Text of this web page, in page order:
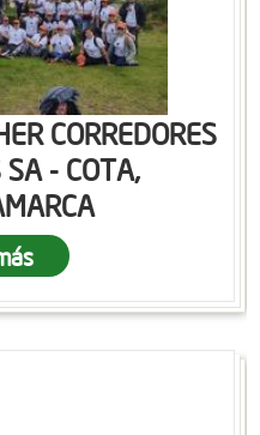
CORREDORES
SA - COTA,